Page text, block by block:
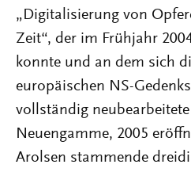
„Digitalisierung von
Zeit“, der im Frühjahr
konnte und an dem sich
europäischen NS-
vollständig
Neuengamme, 2005
Arolsen stammende